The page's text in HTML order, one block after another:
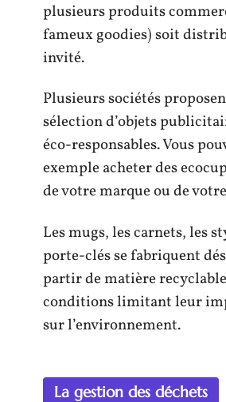
plusieurs produits
fameux goodies) soit
invité.
Plusieurs sociétés
sélection d’objets
éco-responsables. Vous
exemple acheter des
de votre marque ou de
Les mugs, les carnets, les
porte-clés se fabriquent
partir de matière
conditions limitant leur
sur l’environnement.
La gestion des déchets